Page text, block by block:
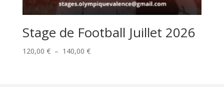
Stage de Football Juillet 2026
120,00 € – 140,00 €Plage